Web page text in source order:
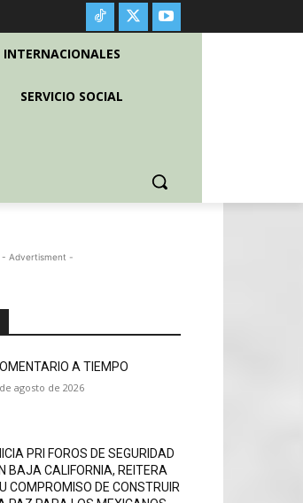
INTERNACIONALES
SERVICIO SOCIAL
- Advertisment -
A TIEMPO
agosto de 2026
PRI FOROS DE SEGURIDAD
BAJA CALIFORNIA, REITERA
COMPROMISO DE CONSTRUIR